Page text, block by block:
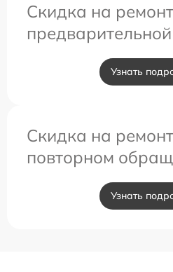
Скидка на
Узнать
Скидка на
повторном
Узнать